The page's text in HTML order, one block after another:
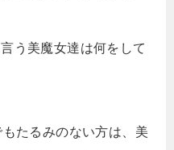
う美魔女達は何をして
たるみのない方は、美